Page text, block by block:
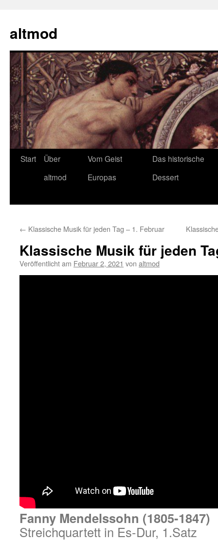
springen
altmod
Start
Über
altmod
Vom Geist
Europas
Das historische
Dessert
← Klassische Musik für jeden Tag – 1. Februar
Klassische Musik für jeden
Veröffentlicht am Februar 2, 2021 von altmod
Fanny Mendelssohn (1805-1847)
Streichquartett in Es-Dur, 1.Satz